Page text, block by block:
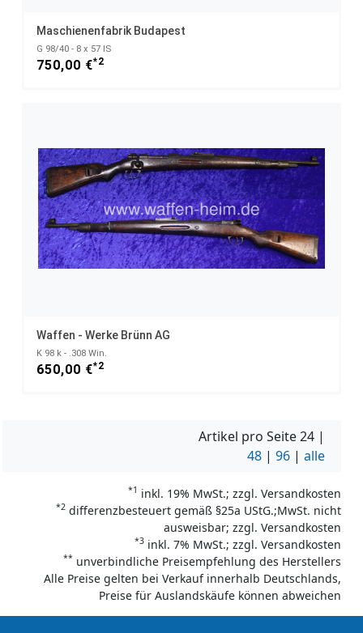
Maschienenfabrik Budapest
G 98/40 - 8 x 57 IS
750,00 €*2
Waffen - Werke Brünn AG
K 98 k - .308 Win.
650,00 €*2
Artikel pro Seite24 |
48 | 96 | alle
*1 inkl. 19% MwSt.; zzgl. Versandkosten
*2 differenzbesteuert gemäß §25a UStG.;MwSt. nicht
ausweisbar; zzgl. Versandkosten
*3 inkl. 7% MwSt.; zzgl. Versandkosten
** unverbindliche Preisempfehlung des Herstellers
Alle Preise gelten bei Verkauf innerhalb Deutschlands,
Preise für Auslandskäufe können abweichen